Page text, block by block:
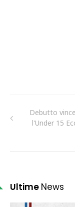
Debutto
l'Under 15
Ultime News